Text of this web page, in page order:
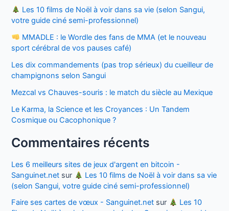
Les 10 films de Noël à voir dans sa vie (selon Sangui,
votre guide ciné semi-professionnel)
MMADLE : le Wordle des fans de MMA (et le nouveau
sport cérébral de vos pauses café)
Les dix commandements (pas trop sérieux) du cueilleur de
champignons selon Sangui
Mezcal vs Chauves-souris : le match du siècle au Mexique
Le Karma, la Science et les Croyances : Un Tandem
Cosmique ou Cacophonique ?
Commentaires récents
Les 6 meilleurs sites de jeux d'argent en bitcoin -
Sanguinet.net sur
Les 10 films de Noël à voir dans sa vie
(selon Sangui, votre guide ciné semi-professionnel)
Faire ses cartes de vœux - Sanguinet.net sur
Les 10